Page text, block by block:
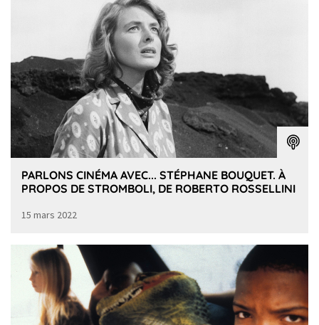
PARLONS CINÉMA AVEC... STÉPHANE BOUQUET. À
PROPOS DE STROMBOLI, DE ROBERTO ROSSELLINI
15 mars 2022